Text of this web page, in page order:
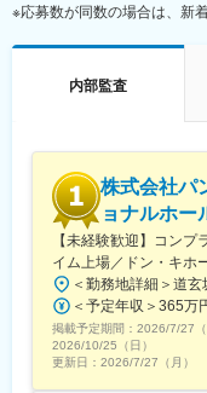
- 内部統制（J SOX
- 財務報告プロセ
- 運用テストおよ
- 改善策の有効性評
- IT統制・システ
- アクセス権／変
- システム変更時
- 関連部署との連
- 経理・財務・法
- 監査法人／会計
※応募数が同数の場合は、新
内部監査
株式会社パ
ョナルホー
【未経験歓迎】コン
イム上場／ドン・キホ
掲載予定期間： 2026/7/27（
2026/10/25（日）
更新日： 2026/7/27（月）